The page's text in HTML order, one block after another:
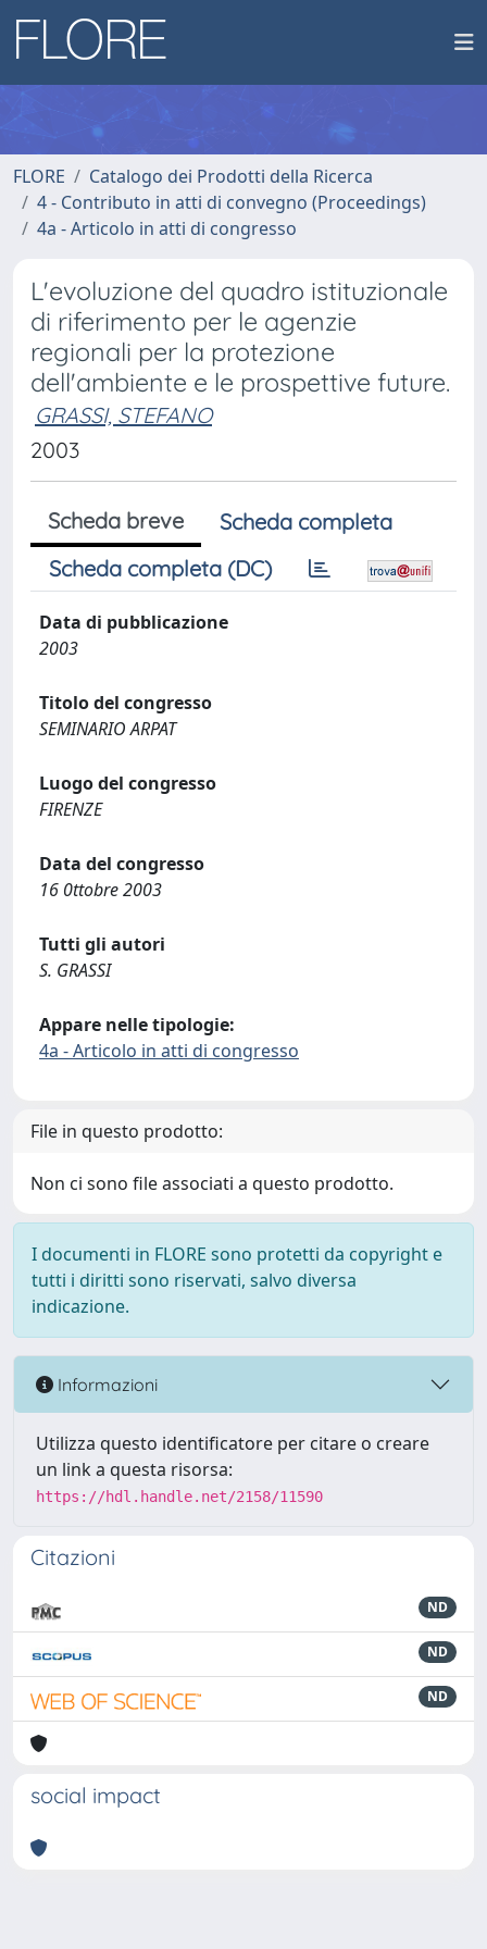
FLORE
Catalogo dei Prodotti della Ricerca
4 - Contributo in atti di convegno (Proceedings)
4a - Articolo in atti di congresso
L'evoluzione del quadro istituzionale
di riferimento per le agenzie
regionali per la protezione
dell'ambiente e le prospettive future.
GRASSI, STEFANO
2003
Scheda breve
Scheda completa
Scheda completa (DC)
Data di pubblicazione
2003
Titolo del congresso
SEMINARIO ARPAT
Luogo del congresso
FIRENZE
Data del congresso
16 0ttobre 2003
Tutti gli autori
S. GRASSI
Appare nelle tipologie:
4a - Articolo in atti di congresso
File in questo prodotto:
Non ci sono file associati a questo prodotto.
I documenti in FLORE sono protetti da copyright e
tutti i diritti sono riservati, salvo diversa
indicazione.
Informazioni
Utilizza questo identificatore per citare o creare
un link a questa risorsa:
https://hdl.handle.net/2158/11590
Citazioni
ND
ND
ND
social impact